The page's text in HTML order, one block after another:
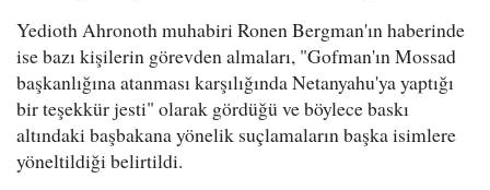
Yedioth Ahronoth muhabiri Ronen Bergman'ın haberinde
ise bazı kişilerin görevden almaları, "Gofman'ın Mossad
başkanlığına atanması karşılığında Netanyahu'ya yaptığı
bir teşekkür jesti" olarak gördüğü ve böylece baskı
altındaki başbakana yönelik suçlamaların başka isimlere
yöneltildiği belirtildi.